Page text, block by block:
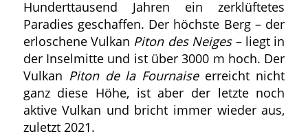
Hunderttausend Jahren ein zerklüftetes
Paradies geschaffen. Der höchste Berg – der
erloschene Vulkan Piton des Neiges– liegt in
der Inselmitte und ist über 3000 m hoch. Der
Vulkan Piton de la Fournaiseerreicht nicht
ganz diese Höhe, ist aber der letzte noch
aktive Vulkan und bricht immer wieder aus,
zuletzt 2021.